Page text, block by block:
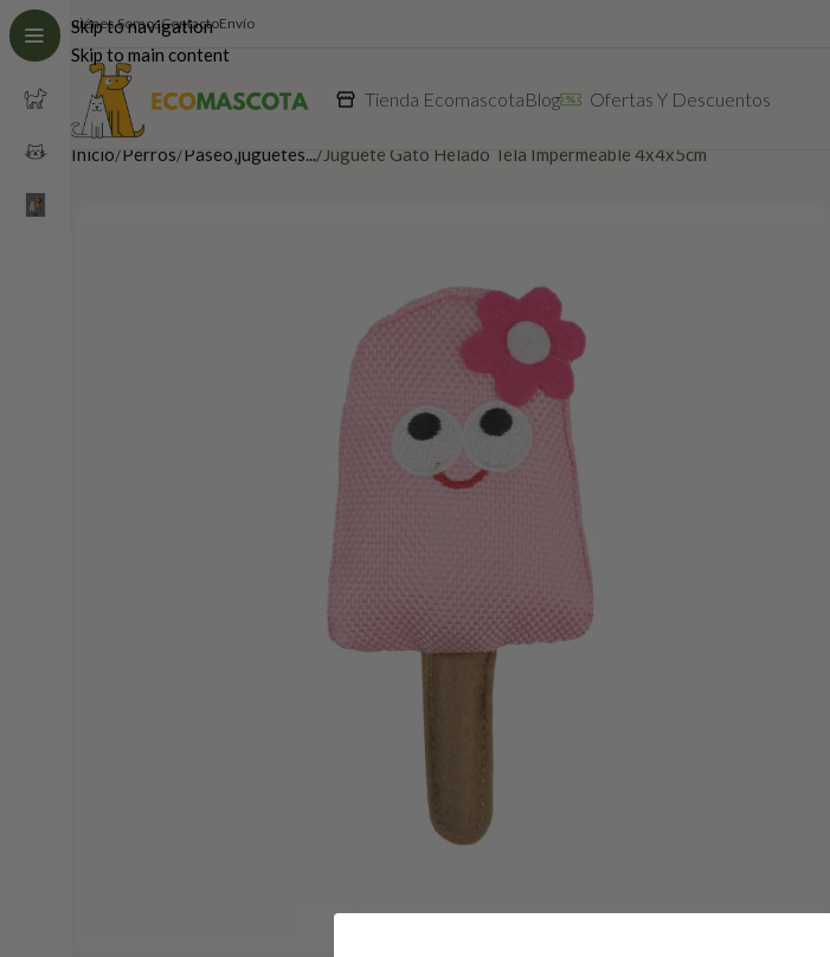
Skip to navigation
Skip to main content
Quiénes SomosContactoEnvío
Tienda EcomascotaBlog Ofertas Y Descuentos
Inicio Perros Paseo,juguetes... Juguete Gato Helado Tela Impermeable 4x4x5cm